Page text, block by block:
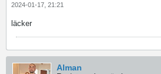
2024-01-17, 21:21
läcker
Alman